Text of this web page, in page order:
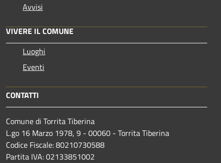
Avvisi
VIVERE IL COMUNE
Luoghi
Eventi
CONTATTI
Comune di Torrita Tiberina
L.go 16 Marzo 1978, 9 - 00060 - Torrita Tiberina
Codice Fiscale: 80210730588
Partita IVA: 02133851002